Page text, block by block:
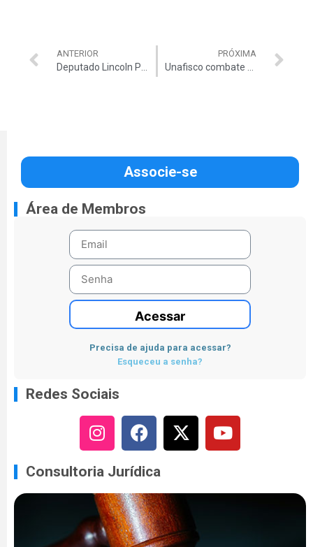
ANTERIOR
Deputado Lincoln Portela alerta haver risco para o Estado Democrático
PRÓXIMA
Unafisco combate excessos em projeto de lei
Associe-se
Área de Membros
Acessar
Precisa de ajuda para acessar?
Esqueceu a senha?
Redes Sociais
Consultoria Jurídica